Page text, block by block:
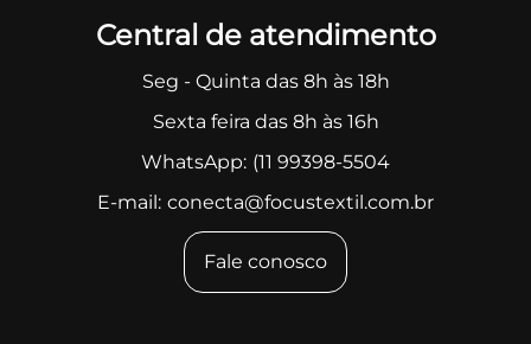
Central de atendimento
Seg - Quinta das 8h às 18h
Sexta feira das 8h às 16h
WhatsApp: (11 99398-5504
E-mail: conecta@focustextil.com.br
Fale conosco